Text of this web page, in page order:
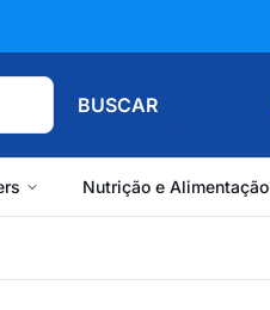
BUSCAR
Nutrição e Alimentação